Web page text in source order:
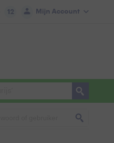
Mijn Account
12